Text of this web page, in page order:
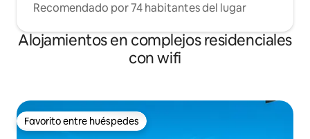
Recomendado por 74 habitantes del lugar
Alojamientos en complejos residenciales
con wifi
Favorito entre huéspedes
Favorito entre huéspedes